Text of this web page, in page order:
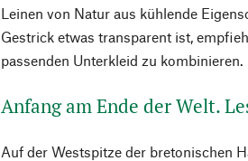
Leinen von Natur aus kühlende
Gestrick etwas transparent ist,
passenden Unterkleid zu kombinieren.
Anfang am Ende der Welt.
Auf der Westspitze der bretonischen